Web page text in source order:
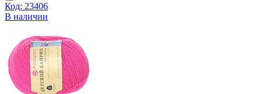
Код: 23406
В наличии